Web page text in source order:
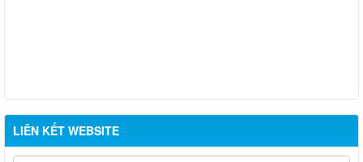
LIÊN KẾT WEBSITE